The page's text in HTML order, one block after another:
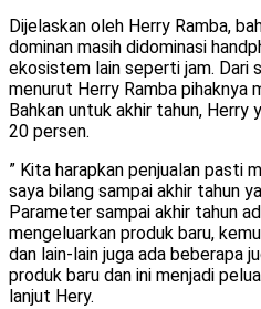
Dijelaskan oleh Herry Ramba,
dominan masih didominasi
ekosistem lain seperti jam. Dari
menurut Herry Ramba pihaknya
Bahkan untuk akhir tahun, Herry
20 persen.
” Kita harapkan penjualan pasti
saya bilang sampai akhir tahun
Parameter sampai akhir tahun
mengeluarkan produk baru,
dan lain-lain juga ada beberapa
produk baru dan ini menjadi
lanjut Hery.